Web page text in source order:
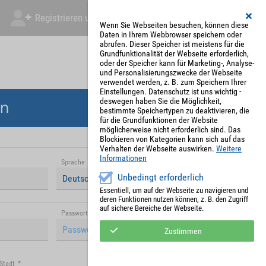
Registrieren und Angebot abgeben Mein Account
Sprache
Deutsch (Deutschland)
Passwort (Wiederholung) *
Stadt *
Wenn Sie Webseiten besuchen, können diese
Daten in Ihrem Webbrowser speichern oder
abrufen. Dieser Speicher ist meistens für die
Grundfunktionalität der Webseite erforderlich,
oder der Speicher kann für Marketing-, Analyse-
und Personalisierungszwecke der Webseite
verwendet werden, z. B. zum Speichern Ihrer
Einstellungen. Datenschutz ist uns wichtig -
deswegen haben Sie die Möglichkeit,
bestimmte Speichertypen zu deaktivieren, die
für die Grundfunktionen der Website
möglicherweise nicht erforderlich sind. Das
Blockieren von Kategorien kann sich auf das
Verhalten der Webseite auswirken. Weitere
Informationen
Unbedingt erforderlich
Essentiell, um auf der Webseite zu navigieren und
deren Funktionen nutzen können, z. B. den Zugriff
auf sichere Bereiche der Webseite.
Zustimmen